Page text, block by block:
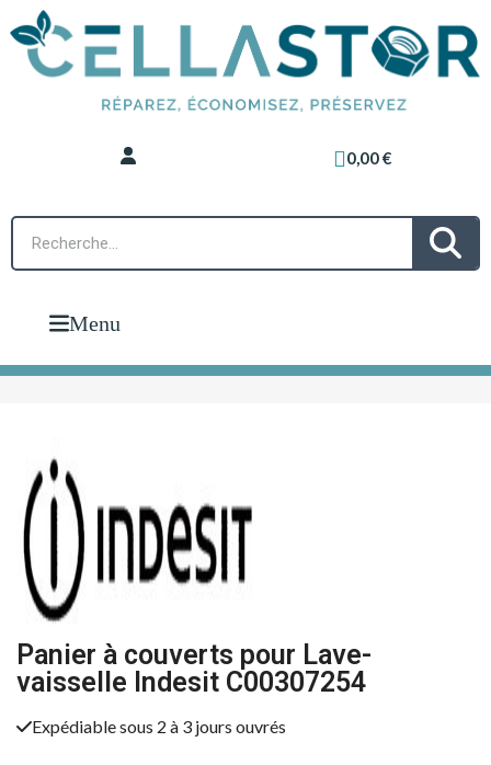
0,00 €
Menu
Panier à couverts pour Lave-
vaisselle Indesit C00307254
Expédiable sous 2 à 3 jours ouvrés